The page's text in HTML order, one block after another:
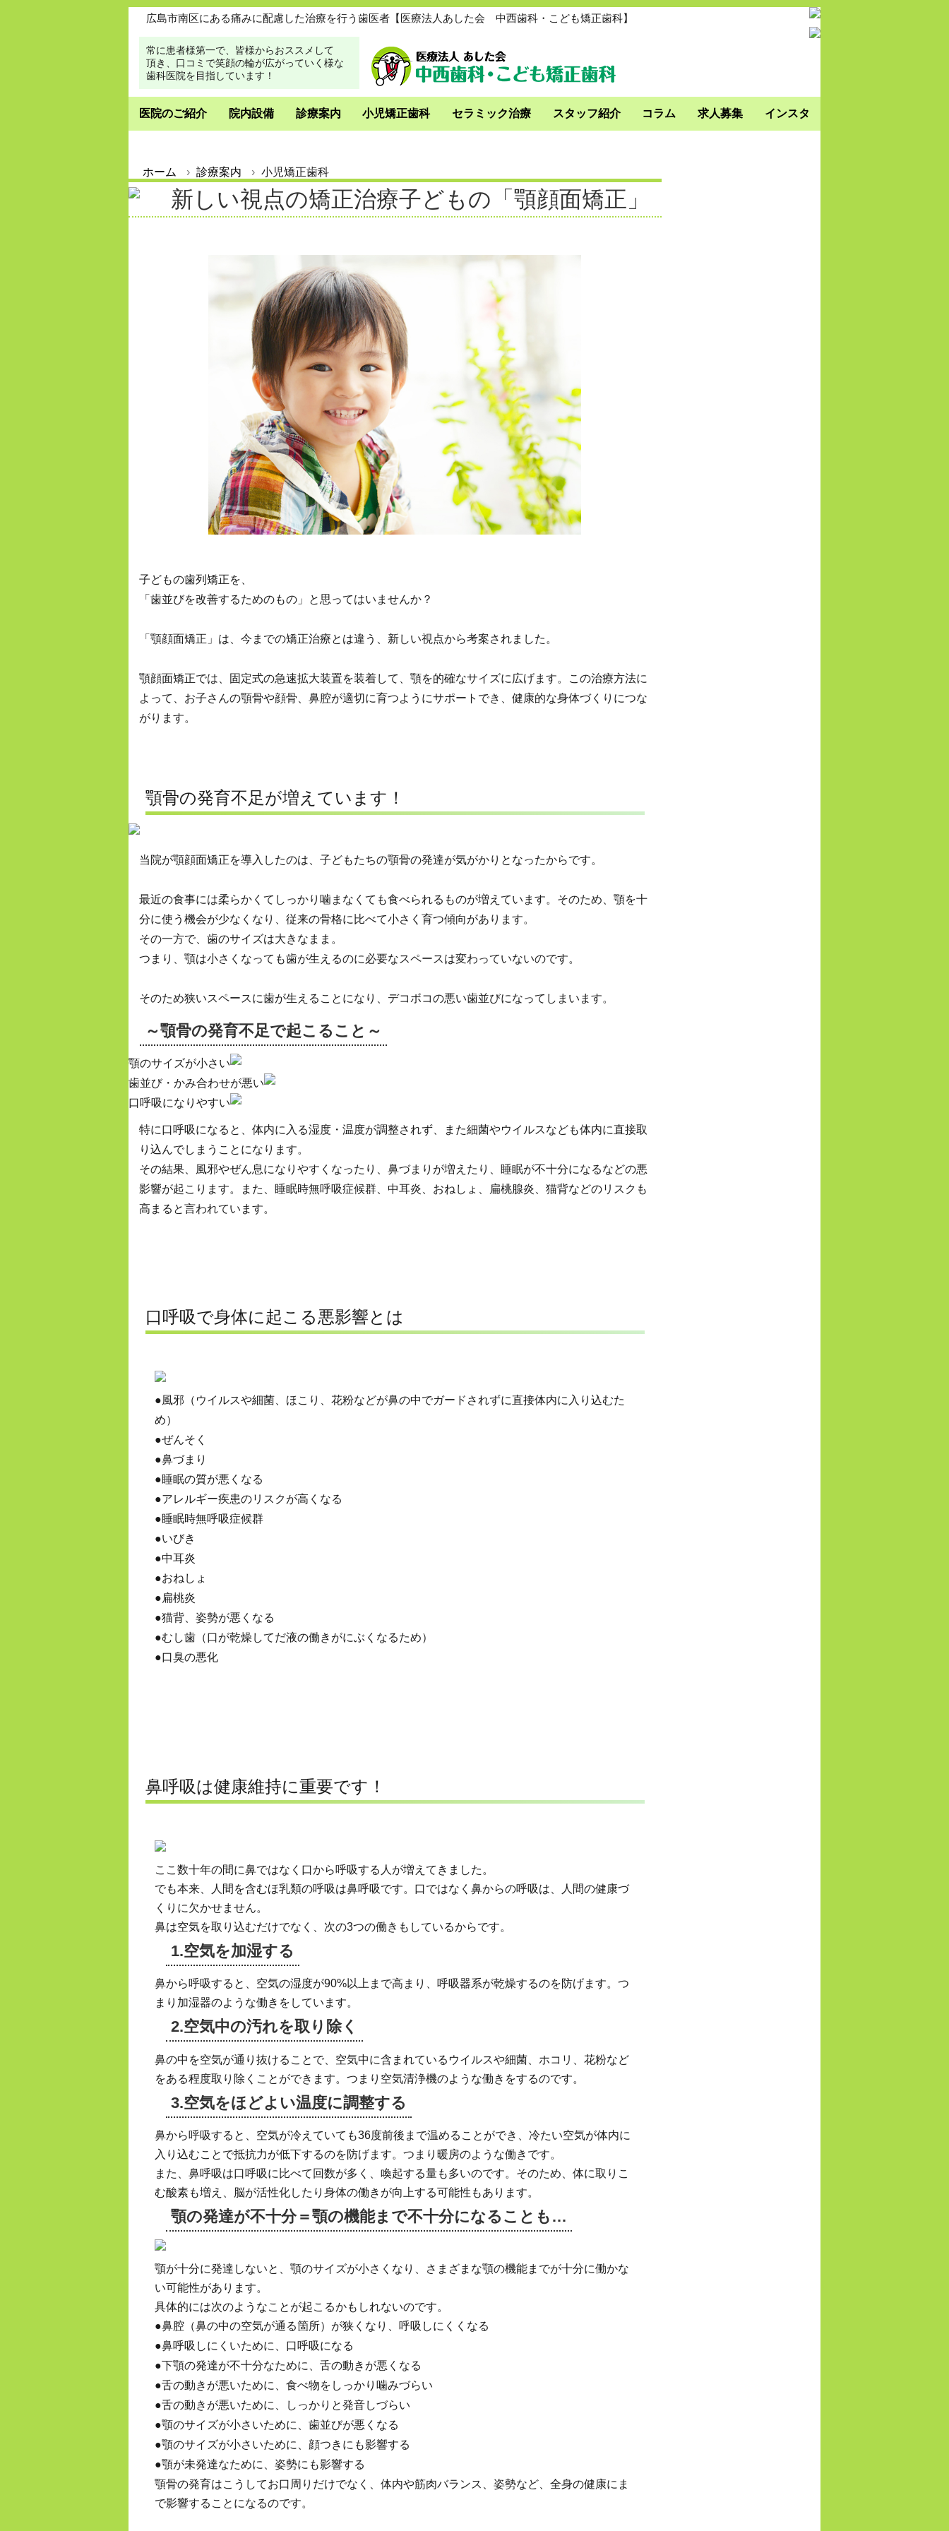
広島市南区にある痛みに配慮した治療を行う歯医者【医療法人あした会 中西歯科・こども矯正歯科】
常に患者様第一で、皆様からおススメして
頂き、口コミで笑顔の輪が広がっていく様な
歯科医院を目指しています！
医院のご紹介 院内設備 診療案内 小児矯正歯科 セラミック治療 スタッフ紹介 コラム 求人募集 インスタ
ホーム 診療案内 小児矯正歯科
新しい視点の矯正治療子どもの「顎顔面矯正」
子どもの歯列矯正を、
「歯並びを改善するためのもの」
と思ってはいませんか？
「顎顔面矯正」は、今までの矯正治療とは違う、 新しい視点から考案されました。
顎顔面矯正では、固定式の急速拡大装置を装着して、顎を的確なサイズに広げます。この治療方法に
よって、お子さんの顎骨や顔骨、鼻腔が適切に育つようにサポートでき、健康的な身体づくりにつな
がります。
顎骨の発育不足が増えています！
当院が顎顔面矯正を導入したのは、 子どもたちの顎骨の発達が気がかり となったからです。
最近の食事には柔らかくてしっかり噛まなくても食べられるものが増えています。そのため、顎を十
分に使う機会が少なくなり、従来の骨格に比べて小さく育つ傾向があります。
その一方で、歯のサイズは大きなまま。
つまり、顎は小さくなっても歯が生えるのに必要なスペースは変わっていないのです。
そのため狭いスペースに歯が生えることになり、デコボコの悪い歯並びになってしまいます。
～顎骨の発育不足で起こること～
顎のサイズが小さい
歯並び・かみ合わせが悪い
口呼吸になりやすい
特に口呼吸になると、体内に入る湿度・温度が調整されず、また細菌やウイルスなども体内に直接取
り込んでしまうことになります。
その結果、風邪やぜん息になりやすくなったり、鼻づまりが増えたり、睡眠が不十分になるなどの悪
影響が起こります。また、睡眠時無呼吸症候群、中耳炎、おねしょ、扁桃腺炎、猫背などのリスクも
高まると言われています。
口呼吸で身体に起こる悪影響とは
●風邪（ウイルスや細菌、ほこり、花粉などが鼻の中でガードされずに直接体内に入り込むた
め）
●ぜんそく
●鼻づまり
●睡眠の質が悪くなる
●アレルギー疾患のリスクが高くなる
●睡眠時無呼吸症候群
●いびき
●中耳炎
●おねしょ
●扁桃炎
●猫背、姿勢が悪くなる
●むし歯（口が乾燥してだ液の働きがにぶくなるため）
●口臭の悪化
鼻呼吸は健康維持に重要です！
ここ数十年の間に鼻ではなく口から呼吸する人が増えてきました。
でも本来、人間を含むほ乳類の呼吸は鼻呼吸です。口ではなく鼻からの呼吸は、人間の健康づ
くりに欠かせません。
鼻は空気を取り込むだけでなく、次の3つの働きもしているからです。
1.空気を加湿する
鼻から呼吸すると、空気の湿度が90%以上まで高まり、呼吸器系が乾燥するのを防げます。つ
まり加湿器のような働きをしています。
2.空気中の汚れを取り除く
鼻の中を空気が通り抜けることで、空気中に含まれているウイルスや細菌、ホコリ、花粉など
をある程度取り除くことができます。つまり空気清浄機のような働きをするのです。
3.空気をほどよい温度に調整する
鼻から呼吸すると、空気が冷えていても36度前後まで温めることができ、冷たい空気が体内に
入り込むことで抵抗力が低下するのを防げます。つまり暖房のような働きです。
また、鼻呼吸は口呼吸に比べて回数が多く、喚起する量も多いのです。そのため、体に取りこ
む酸素も増え、脳が活性化したり身体の働きが向上する可能性もあります。
顎の発達が不十分＝顎の機能まで不十分になることも…
顎が十分に発達しないと、顎のサイズが小さくなり、さまざまな顎の機能までが十分に働かな
い可能性があります。
具体的には次のようなことが起こるかもしれないのです。
●鼻腔（鼻の中の空気が通る箇所）が狭くなり、呼吸しにくくなる
●鼻呼吸しにくいために、口呼吸になる
●下顎の発達が不十分なために、舌の動きが悪くなる
●舌の動きが悪いために、食べ物をしっかり噛みづらい
●舌の動きが悪いために、しっかりと発音しづらい
●顎のサイズが小さいために、歯並びが悪くなる
●顎のサイズが小さいために、顔つきにも影響する
●顎が未発達なために、姿勢にも影響する
顎骨の発育はこうしてお口周りだけでなく、体内や筋肉バランス、姿勢など、全身の健康にま
で影響することになるのです。